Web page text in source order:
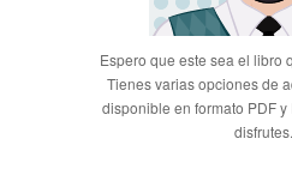
Espero que este sea el libro
Tienes varias opciones de
disponible en formato PDF